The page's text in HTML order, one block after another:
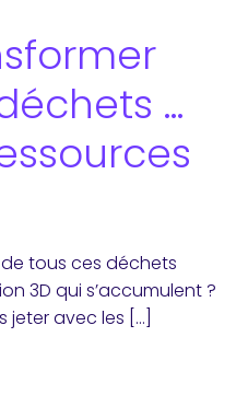
…
tous ces déchets
3D qui s’accumulent ?
jeter avec les […]